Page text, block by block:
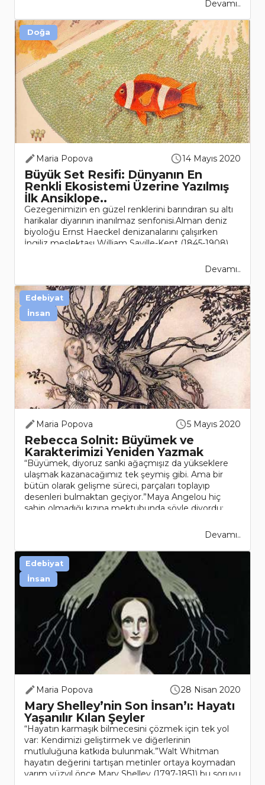
Devamı..
Maria Popova 14 Mayıs 2020
Büyük Set Resifi: Dünyanın En
Renkli Ekosistemi Üzerine Yazılmış
İlk Ansiklope..
Gezegenimizin en güzel renklerini barındıran su altı
harikalar diyarının inanılmaz senfonisi.Alman deniz
biyoloğu Ernst Haeckel denizanalarını çalışırken
İngiliz meslektaşı William Saville-Kent (1845-1908)
Devamı..
Doğa
Maria Popova 5 Mayıs 2020
Rebecca Solnit: Büyümek ve
Karakterimizi Yeniden Yazmak
“Büyümek, diyoruz sanki ağaçmışız da yükseklere
ulaşmak kazanacağımız tek şeymiş gibi. Ama bir
bütün olarak gelişme süreci, parçaları toplayıp
desenleri bulmaktan geçiyor.”Maya Angelou hiç
sahip olmadığı kızına mektubunda şöyle diyordu:
Devamı..
Edebiyat
İnsan
Maria Popova 28 Nisan 2020
Mary Shelley’nin Son İnsan’ı: Hayatı
Yaşanılır Kılan Şeyler
“Hayatın karmaşık bilmecesini çözmek için tek yol
var: Kendimizi geliştirmek ve diğerlerinin
mutluluğuna katkıda bulunmak.”Walt Whitman
hayatın değerini tartışan metinler ortaya koymadan
yarım yüzyıl önce Mary Shelley (1797-1851) bu soruyu
Edebiyat
İnsan